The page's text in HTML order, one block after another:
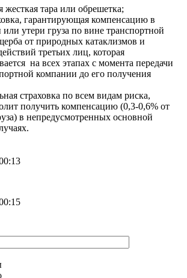
жесткая тара или обрешетка;
гарантирующая компенсацию в
или утери груза по вине транспортной
от природных катаклизмов и
третьих лиц, которая
на всех этапах с момента передачи
компании до его получения
страховка по всем видам риска,
получить компенсацию (0,3-0,6% от
в непредусмотренных основной